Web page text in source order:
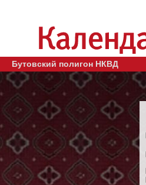
Бутовский полигон НКВД